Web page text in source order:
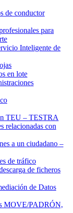
de conductor
para
Inteligente de
en lote
TEU – TESTRA
relacionadas con
a un ciudadano –
de tráfico
de ficheros
de Datos
MOVE/PADRÓN,